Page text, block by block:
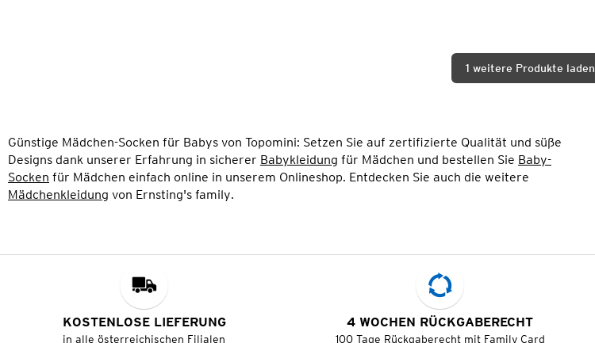
1 weitere Produkte laden
Günstige Mädchen-Socken für Babys von Topomini: Setzen Sie auf zertifizierte Qualität und süße
Designs dank unserer Erfahrung in sicherer Babykleidung für Mädchen und bestellen Sie Baby-
Socken für Mädchen einfach online in unserem Onlineshop. Entdecken Sie auch die weitere
Mädchenkleidung von Ernsting's family.
KOSTENLOSE LIEFERUNG
in alle österreichischen Filialen
4 WOCHEN RÜCKGABERECHT
100 Tage Rückgaberecht mit Family Card